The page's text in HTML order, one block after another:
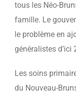
tous les Néo-
famille. Le
le problème en
généralistes d’ici
Les soins
du Nouveau-